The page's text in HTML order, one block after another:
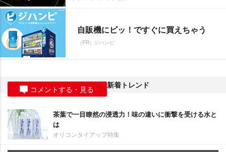
自販機にピッ！ですぐに買えちゃう
（PR）ジハンピ
コメントする・見る 新着トレンド
茶葉で一目瞭然の浸透力！味の違いに衝撃を受ける水と
は
オリコンタイアップ特集